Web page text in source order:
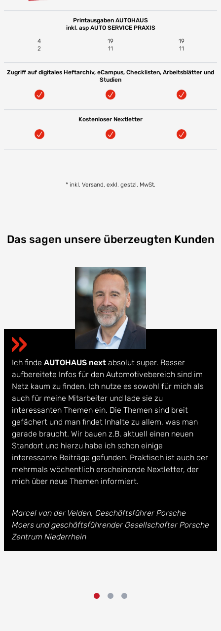
Printausgaben AUTOHAUS
inkl. asp AUTO SERVICE PRAXIS
4
2
19
11
19
11
Zugriff auf digitales Heftarchiv, eCampus, Checklisten, Arbeitsblätter und
Studien
Kostenloser Nextletter
* inkl. Versand, exkl. gestzl. MwSt.
Das sagen unsere überzeugten Kunden
Ich finde AUTOHAUS next absolut super. Besser
aufbereitete Infos für den Automotivebereich sind im
Netz kaum zu finden. Ich nutze es sowohl für mich als
auch für meine Mitarbeiter und lade sie zu
interessanten Themen ein. Die Themen sind breit
gefächert und man findet Inhalte zu allem, was man
gerade braucht. Wir bauen z.B. aktuell einen neuen
Standort und hierzu habe ich schon einige
interessante Beiträge gefunden. Praktisch ist auch der
mehrmals wöchentlich erscheinende Nextletter, der
mich über neue Themen informiert.
Marcel van der Velden, Geschäftsführer Porsche
Moers und geschäftsführender Gesellschafter Porsche
Zentrum Niederrhein